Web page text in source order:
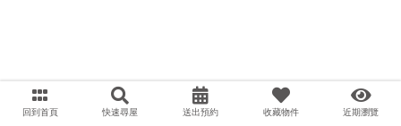
回到首頁 快速尋屋 送出預約 收藏物件 近期瀏覽